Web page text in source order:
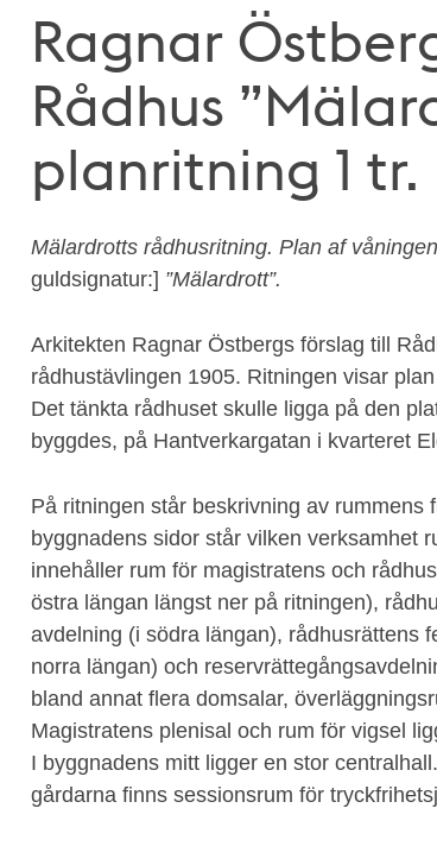
Ragnar
Rådhus
planritning 1 tr.
Mälardrotts rådhusritning. Plan af
guldsignatur:] ”Mälardrott”.
Arkitekten Ragnar Östbergs förslag till
rådhustävlingen 1905. Ritningen visar
Det tänkta rådhuset skulle ligga på den
byggdes, på Hantverkargatan i kvarteret
På ritningen står beskrivning av rummens
byggnadens sidor står vilken verksamhet
innehåller rum för magistratens och
östra längan längst ner på ritningen),
avdelning (i södra längan), rådhusrättens
norra längan) och
bland annat flera domsalar,
Magistratens plenisal och rum för vigsel
I byggnadens mitt ligger en stor
gårdarna finns sessionsrum för